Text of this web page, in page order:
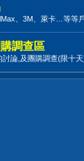
、3M、萊卡…等等
調查區
討論,及團購調查(限十